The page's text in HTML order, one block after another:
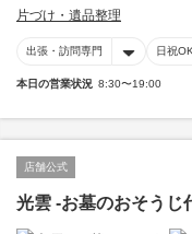
片づけ・遺品整理
出張・訪問専門 日祝OK
本日の営業状況 8:30〜19:00
店舗公式
光雲 -お墓のおそうじ